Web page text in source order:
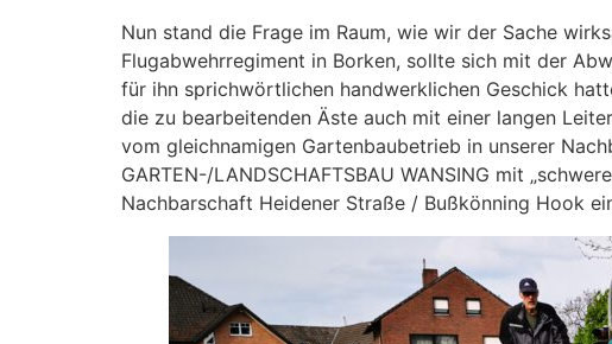
Nun stand die Frage im Raum, wie wir der Sache
Flugabwehrregiment in Borken, sollte sich mit der
für ihn sprichwörtlichen handwerklichen Geschick
die zu bearbeitenden Äste auch mit einer langen
vom gleichnamigen Gartenbaubetrieb in unserer
GARTEN-/LANDSCHAFTSBAU WANSING mit
Nachbarschaft Heidener Straße / Bußkönning Hook